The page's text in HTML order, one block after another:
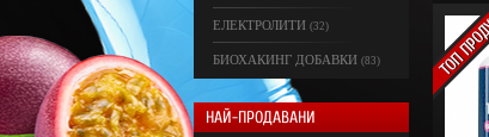
ЕЛЕКТРОЛИТИ (32)
БИОХАКИНГ ДОБАВКИ (83)
НАЙ-ПРОДАВАНИ